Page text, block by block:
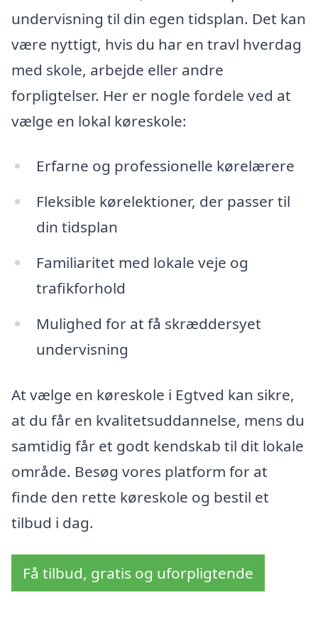
undervisning til din egen tidsplan. Det kan
være nyttigt, hvis du har en travl hverdag
med skole, arbejde eller andre
forpligtelser. Her er nogle fordele ved at
vælge en lokal køreskole:
Erfarne og professionelle kørelærere
Fleksible kørelektioner, der passer til
din tidsplan
Familiaritet med lokale veje og
trafikforhold
Mulighed for at få skræddersyet
undervisning
At vælge en køreskole i Egtved kan sikre,
at du får en kvalitetsuddannelse, mens du
samtidig får et godt kendskab til dit lokale
område. Besøg vores platform for at
finde den rette køreskole og bestil et
tilbud i dag.
Få tilbud, gratis og uforpligtende